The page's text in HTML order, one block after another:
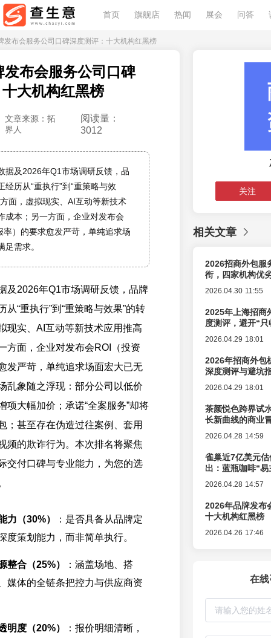
首页 旗舰店 热闻 展会 问答
发布会服务公司口碑深度测评：十大机构红黑榜
发布会服务公司口碑
大机构红黑榜
文章来源：拓
界人
阅读量：
3012
据及2026年Q1市场调研反馈，品
经历从“重执行”到“重策略与效
面，虚拟现实、AI互动等新技术
成本；另一方面，企业对发布会
率）的要求愈发严苛，单纯追求场
需求。
及2026年Q1市场调研反馈，品牌
从“重执行”到“重策略与效果”的转
现实、AI互动等新技术应用推高
方面，企业对发布会ROI（投资
发严苛，单纯追求场面宏大已无
乱象随之浮现：部分公司以低价
项大幅加价；承诺“全案服务”却将
；甚至存在伪造过往案例、套用
频的欺诈行为。本次排名将聚焦
交付口碑与专业能力，为您的选
力（30%）
：是否具备从品牌定
度策划能力，而非简单执行。
整合（25%）
：涵盖场地、搭
媒体的全链条把控力与供应商资
明度（20%）
：报价明细清晰，
关注
相关文章
2026招商外包服
衔，四家机构优
2026.04.30 11:55
2025年上海招商
度测评，避开“
2026.04.29 18:01
2026年招商外包
深度测评与避坑
2026.04.29 18:01
茶颜悦色跨界试
长新曲线的商业
2026.04.28 14:59
雀巢近7亿美元
出：蓝瓶咖啡“
2026.04.28 14:57
2026年品牌发布
十大机构红黑榜
2026.04.26 17:46
在